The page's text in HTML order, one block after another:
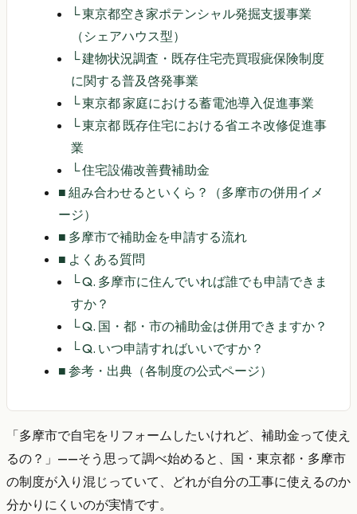
└東京都空き家ポテンシャル発掘支援事業
（シェアハウス型）
└建物状況調査・既存住宅売買瑕疵保険制度
に関する普及啓発事業
└東京都 家庭における蓄電池導入促進事業
└東京都 既存住宅における省エネ改修促進事
業
└住宅設備改善費補助金
■ 組み合わせるといくら？（多摩市の併用イメ
ージ）
■ 多摩市で補助金を申請する流れ
■ よくある質問
└Q. 多摩市に住んでいれば誰でも申請できま
すか？
└Q. 国・都・市の補助金は併用できますか？
└Q. いつ申請すればいいですか？
■ 参考・出典（各制度の公式ページ）
「多摩市で自宅をリフォームしたいけれど、補助金って使え
るの？」——そう思って調べ始めると、国・東京都・多摩市
の制度が入り混じっていて、どれが自分の工事に使えるのか
分かりにくいのが実情です。